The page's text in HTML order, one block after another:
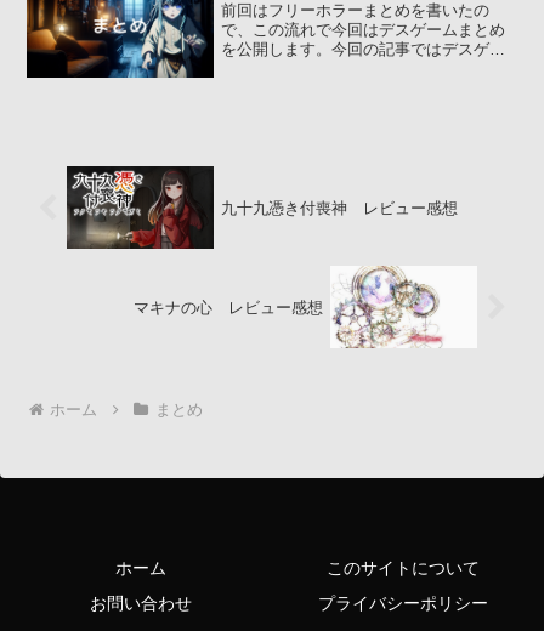
前回はフリーホラーまとめを書いたの
で、この流れで今回はデスゲームまとめ
を公開します。今回の記事ではデスゲー
九十九憑き付喪神 レビュー感想
マキナの心 レビュー感想
ホーム まとめ
ホーム
このサイトについて
お問い合わせ
プライバシーポリシー